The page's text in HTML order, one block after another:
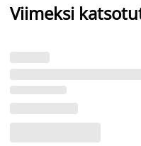
Viimeksi